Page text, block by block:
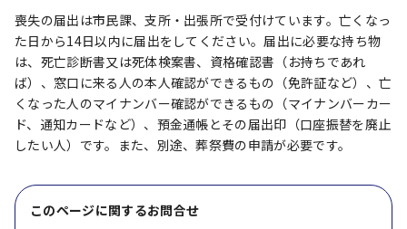
喪失の届出は市民課、支所・出張所で受付けています。亡くなっ
た日から14日以内に届出をしてください。届出に必要な持ち物
は、死亡診断書又は死体検案書、資格確認書（お持ちであれ
ば）、窓口に来る人の本人確認ができるもの（免許証など）、亡
くなった人のマイナンバー確認ができるもの（マイナンバーカー
ド、通知カードなど）、預金通帳とその届出印（口座振替を廃止
したい人）です。また、別途、葬祭費の申請が必要です。
このページに関するお問合せ